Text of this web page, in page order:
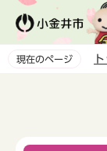
ペ
現在のページ